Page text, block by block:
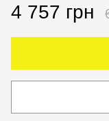
4 757 грн